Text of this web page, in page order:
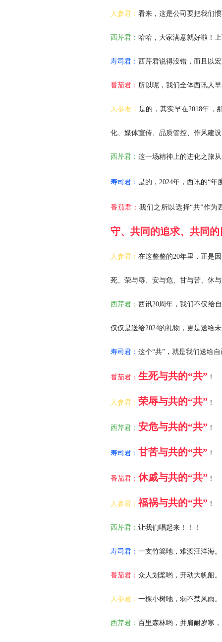
人参君： 看来，这是公司要把我们
西芹君： 哈哈，大家满意就好啦！
寿司君： 西芹君说得没错，而且以
番茄君： 所以呢，我们全体西讯人
人参君：是的，其实早在2018年，
化、媒体宣传、品质管控、作风建
西芹君： 这一场精神上的进化之旅从
寿司君： 是的，2024年，西讯的“
番茄君：我们之所以选择“共”作
守、共同的追求、共同
人参君： 在这整整的20年里，正是
死、荣与辱、安与危、甘与苦、休
西芹君：西讯20周年，我们不仅给
仅仅是送给2024的礼物，更是送给
寿司君： 这个“共”，就是我们送给
番茄君： 生死与共的“共” ！
人参君： 荣辱与共的“共” ！
西芹君： 安危与共的“共” ！
寿司君： 甘苦与共的“共” ！
番茄君： 休戚与共的“共” ！
人参君：福祸与共的“共” ！
西芹君： 让我们唱起来！！！
寿司君： 一支竹篙吔，难渡汪洋海。
番茄君： 众人划桨哟，开动大帆船。
人参君： 一棵小树吔，弱不禁风雨。
西芹君： 百里森林哟，并肩耐岁寒